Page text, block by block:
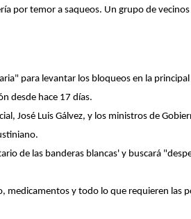
por temor a saqueos. Un grupo de
para levantar los bloqueos en la
desde hace 17 días.
José Luis Gálvez, y los ministros de
de las banderas blancas' y buscará
y todo lo que requieren las